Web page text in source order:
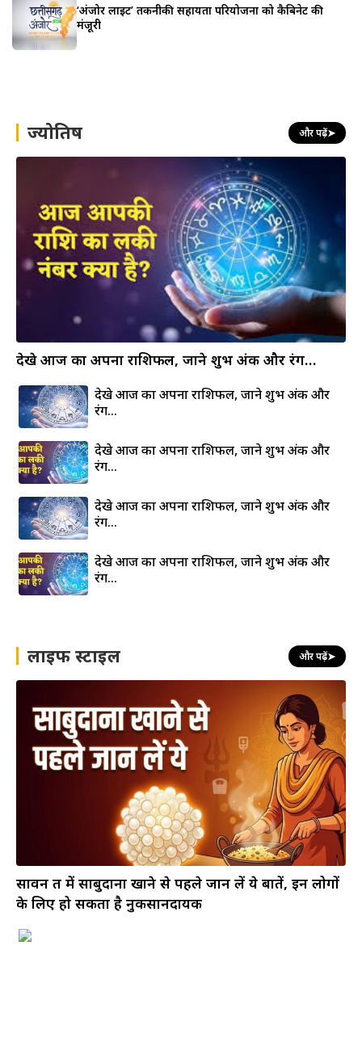
‘अंजोर लाइट’ तकनीकी सहायता परियोजना को कैबिनेट की
मंजूरी
ज्योतिष और पढ़ें➤
देखे आज का अपना राशिफल, जाने शुभ अंक और रंग…
देखे आज का अपना राशिफल, जाने शुभ अंक और
रंग…
देखे आज का अपना राशिफल, जाने शुभ अंक और
रंग…
देखे आज का अपना राशिफल, जाने शुभ अंक और
रंग…
देखे आज का अपना राशिफल, जाने शुभ अंक और
रंग…
लाइफ स्टाइल और पढ़ें➤
सावन व्रत में साबुदाना खाने से पहले जान लें ये बातें, इन लोगों
के लिए हो सकता है नुकसानदायक